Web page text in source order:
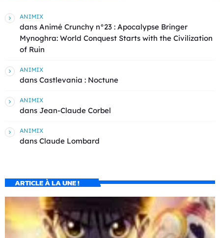
ANIMIX
dans Animé Crunchy n°23 : Apocalypse Bringer
Mynoghra: World Conquest Starts with the Civilization
of Ruin
ANIMIX
dans Castlevania : Noctune
ANIMIX
dans Jean-Claude Corbel
ANIMIX
dans Claude Lombard
ARTICLE À LA UNE !